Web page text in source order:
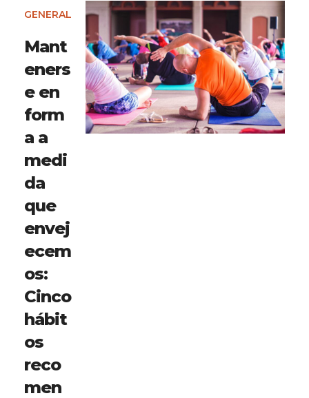
GENERAL
Mant
eners
e en
form
a a
medi
da
que
envej
ecem
os:
Cinco
hábit
os
reco
men